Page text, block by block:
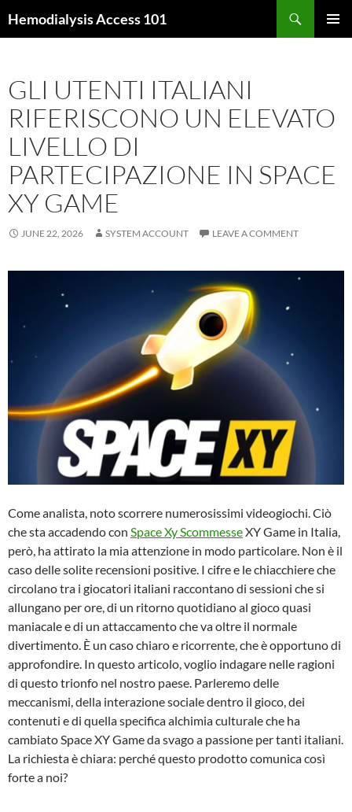
toHemodialysis Access 101
GLI UTENTI ITALIANI
RIFERISCONO UN ELEVATO
LIVELLO DI
PARTECIPAZIONE IN SPACE
XY GAME
JUNE 22, 2026 SYSTEM ACCOUNT LEAVE A COMMENT
Come analista, noto scorrere numerosissimi videogiochi. Ciò
che sta accadendo con Space Xy ScommesseXY Game in Italia,
però, ha attirato la mia attenzione in modo particolare. Non è il
caso delle solite recensioni positive. I cifre e le chiacchiere che
circolano tra i giocatori italiani raccontano di sessioni che si
allungano per ore, di un ritorno quotidiano al gioco quasi
maniacale e di un attaccamento che va oltre il normale
divertimento. È un caso chiaro e ricorrente, che è opportuno di
approfondire. In questo articolo, voglio indagare nelle ragioni
di questo trionfo nel nostro paese. Parleremo delle
meccanismi, della interazione sociale dentro il gioco, dei
contenuti e di quella specifica alchimia culturale che ha
cambiato Space XY Game da svago a passione per tanti italiani.
La richiesta è chiara: perché questo prodotto comunica così
forte a noi?